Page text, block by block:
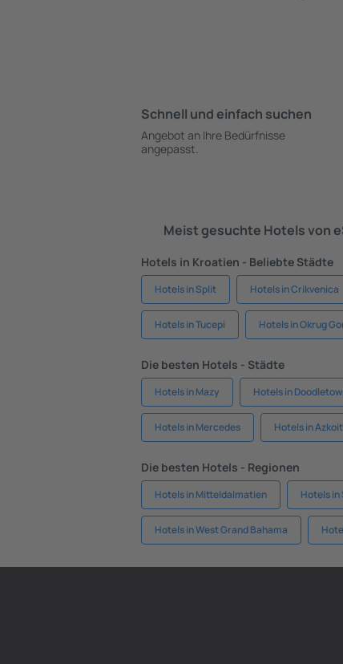
Schnell und einfach suchen
Angebot an Ihre Bedürfnisse
angepasst.
Meist gesuchte Hotels von
Hotels in Kroatien - Beliebte Städte
Hotels in Split Hotels in Crikvenica
Hotels in Tucepi Hotels in Okrug
Die besten Hotels - Städte
Hotels in Mazy Hotels in
Hotels in Mercedes Hotels in
Die besten Hotels - Regionen
Hotels in Mitteldalmatien Hotels
Hotels in West Grand Bahama